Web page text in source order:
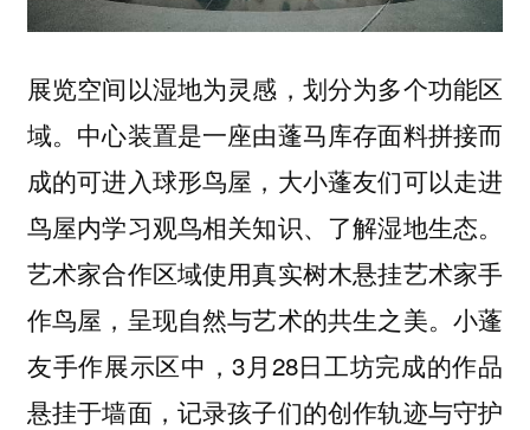
展览空间以湿地为灵感，划分为多个功能区
域。中心装置是一座由蓬马库存面料拼接而
成的可进入球形鸟屋，大小蓬友们可以走进
鸟屋内学习观鸟相关知识、了解湿地生态。
艺术家合作区域使用真实树木悬挂艺术家手
作鸟屋，呈现自然与艺术的共生之美。小蓬
友手作展示区中，3月28日工坊完成的作品
悬挂于墙面，记录孩子们的创作轨迹与守护